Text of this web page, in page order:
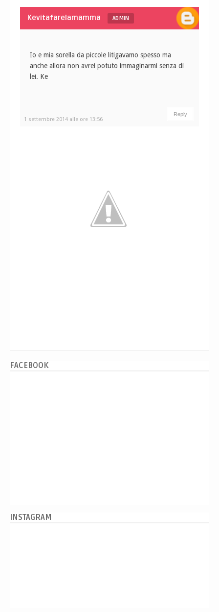
Kevitafarelamamma ADMIN
1 settembre 2014 alle ore 13:56
Io e mia sorella da piccole litigavamo spesso ma
anche allora non avrei potuto immaginarmi senza di
lei. Ke
Reply
FACEBOOK
INSTAGRAM